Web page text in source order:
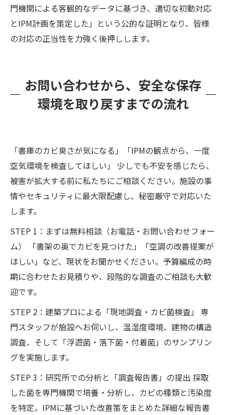
門機関による客観的なデータに基づき、適切な初動対応
とIPM計画を策定した」という公的な証明となり、皆様
の対応の正当性を力強く後押しします。
お問い合わせから、安全な保存
環境を取り戻すまでの流れ
「書庫のカビ臭さが気になる」「IPMの観点から、一度
空気環境を検査してほしい」 少しでも不安を感じたら、
被害が拡大する前に私たちにご相談ください。施設の事
情やセキュリティに最大限配慮し、秘密厳守で対応いた
します。
STEP 1：まずは無料相談（お電話・お問い合わせフォー
ム） 「書架の奥でカビを見つけた」「空調の改善提案が
ほしい」など、現状をお聞かせください。予算編成の時
期に合わせたお見積りや、段階的な調査のご相談も大歓
迎です。
STEP 2：建築プロによる「現地調査・カビ菌検査」 専
門スタッフが施設へお伺いし、温湿度環境、建物の構造
調査、そして「浮遊菌・落下菌・付着菌」のサンプリン
グを実施します。
STEP 3：研究所での分析と「調査報告書」の提出 採取
した菌を専門機関で培養・分析し、カビの種類と汚染度
を特定。IPMに基づいた改善策をまとめた詳細な報告書